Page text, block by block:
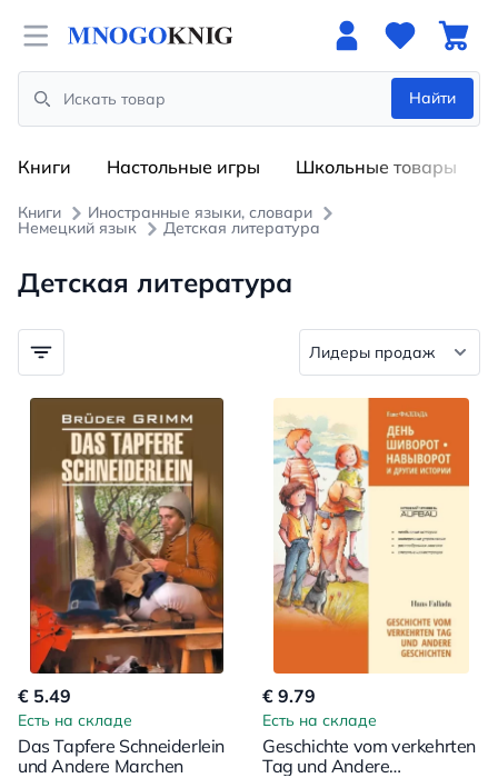
Open menu
Search
Найти
Книги Настольные игры Школьные товары
Книги Иностранные языки, словари
Немецкий язык Детская литература
Детская литература
€ 5.49
Есть на складе
Das Tapfere Schneiderlein
und Andere Marchen
€ 9.79
Есть на складе
Geschichte vom verkehrten
Tag und Andere